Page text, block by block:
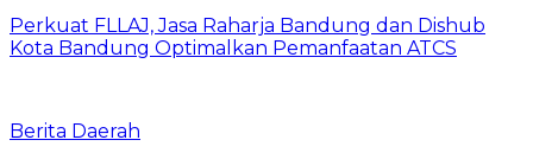
Perkuat FLLAJ, Jasa Raharja Bandung dan Dishub
Kota Bandung Optimalkan Pemanfaatan ATCS
Berita Daerah